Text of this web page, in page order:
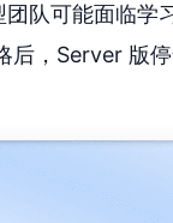
团队可能面临
后，Server 版